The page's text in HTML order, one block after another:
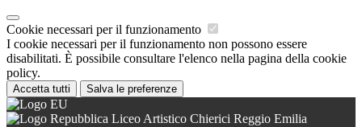
Cookie necessari per il funzionamento
I cookie necessari per il funzionamento non possono essere
disabilitati. È possibile consultare l'elenco nella pagina della cookie
policy.
Accetta tutti Salva le preferenze
Liceo Artistico Chierici Reggio Emilia